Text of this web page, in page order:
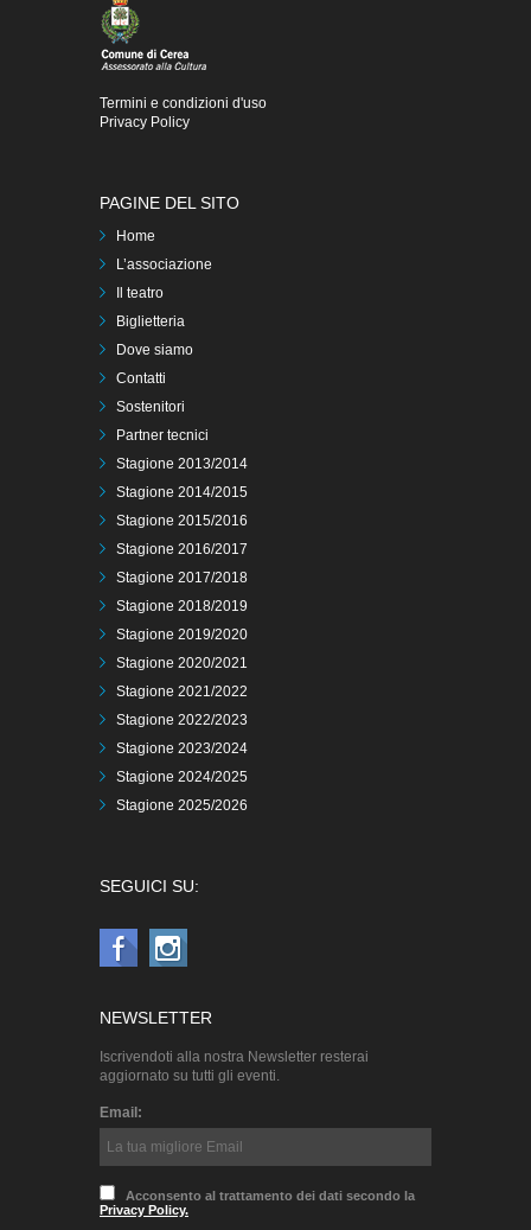
Termini e condizioni d'uso
Privacy Policy
PAGINE DEL SITO
Home
L’associazione
Il teatro
Biglietteria
Dove siamo
Contatti
Sostenitori
Partner tecnici
Stagione 2013/2014
Stagione 2014/2015
Stagione 2015/2016
Stagione 2016/2017
Stagione 2017/2018
Stagione 2018/2019
Stagione 2019/2020
Stagione 2020/2021
Stagione 2021/2022
Stagione 2022/2023
Stagione 2023/2024
Stagione 2024/2025
Stagione 2025/2026
SEGUICI SU:
NEWSLETTER
Iscrivendoti alla nostra Newsletter resterai
aggiornato su tutti gli eventi.
Email:
Acconsento al trattamento dei dati secondo la
Privacy Policy.